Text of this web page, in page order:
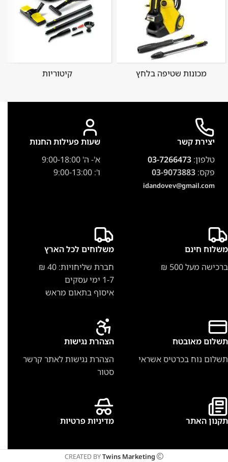
מכונות שטיפה בלחץ קיטוריות
יצירת קשר
טלפון:03-7266473
פקס:03-9073883
idandovev@gmail.com
שעות פעילות החנות
א'- ה' 9:00-18:00
ו': 9:00-13:00
משלוח חינם
ברכישה מעל 500 ₪
משלוחים לכל הארץ
חברת שליחויות: 40 ₪
1-7 ימי עסקים
איסוף בתאום מראש
תשלום מאובטח
תשלום נוח בכרטיס אשראי
הצהרת נגישות
הצהרת נגישות לאתר קרשר
סטור
תקנון האתר מדיניות פרטיות
CREATED BYTwins Marketing